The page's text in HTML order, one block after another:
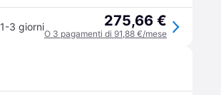
1-3 giorni 275,66 €
O 3 pagamenti di 91,88 €/mese